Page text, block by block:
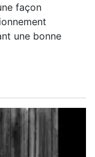
façon
une bonne